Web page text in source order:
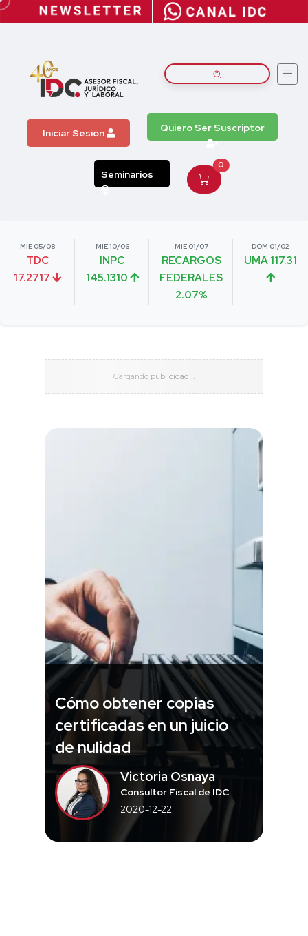
Iniciar Sesión Quiero Ser Suscriptor
Seminarios
0
MIE 05/08
TDC
17.2717
MIE 10/06
INPC
145.1310
MIE 01/07
RECARGOS
FEDERALES
2.07%
DOM 01/02
UMA 117.31
Cómo obtener copias
certificadas en un juicio
de nulidad
Victoria Osnaya
Consultor Fiscal de IDC
2020-12-22